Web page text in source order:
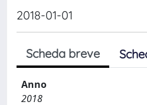
2018-01-01
Scheda breve
Anno
2018